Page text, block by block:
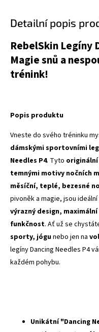
Detailní popis
RebelSkin Legíny
Magie snů a
trénink!
Popis produktu
Vneste do svého tréninku
dámskými sportovními
Needles P4. Tyto originální
temnými motivy nočních
měsíční, teplé, bezesné
pivoněk a magie, jsou
výrazný design,
funkčnost. Ať už se
sporty, jógunebo jen na
legíny Dancing Needles P4
každém pohybu.
Unikátní "Dancing